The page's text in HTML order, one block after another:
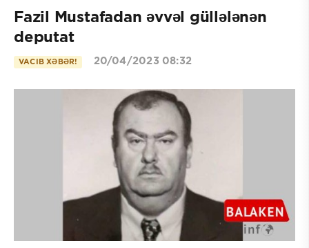
Fazil Mustafadan əvvəl güllələnən
deputat
VACIB XƏBƏR! 20/04/2023 08:32